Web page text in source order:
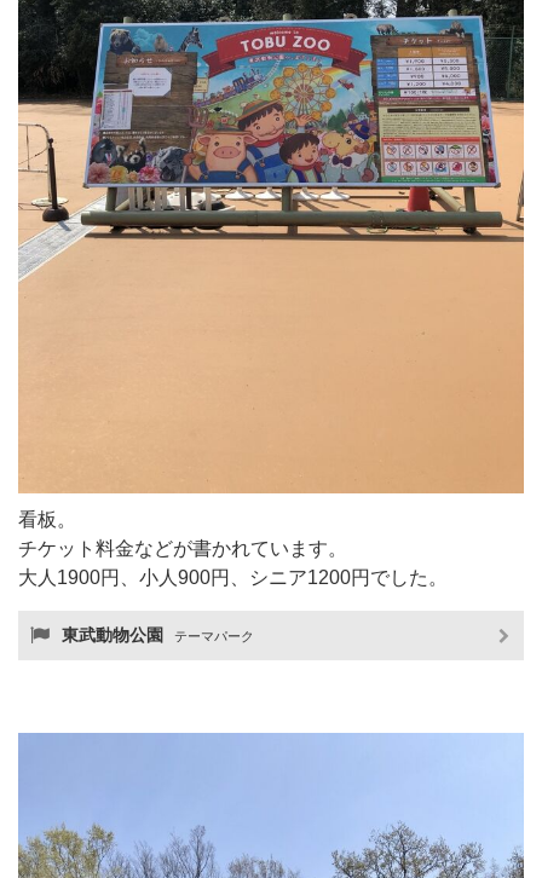
看板。
チケット料金などが書かれています。
大人1900円、小人900円、シニア1200円でした。
東武動物公園 テーマパーク